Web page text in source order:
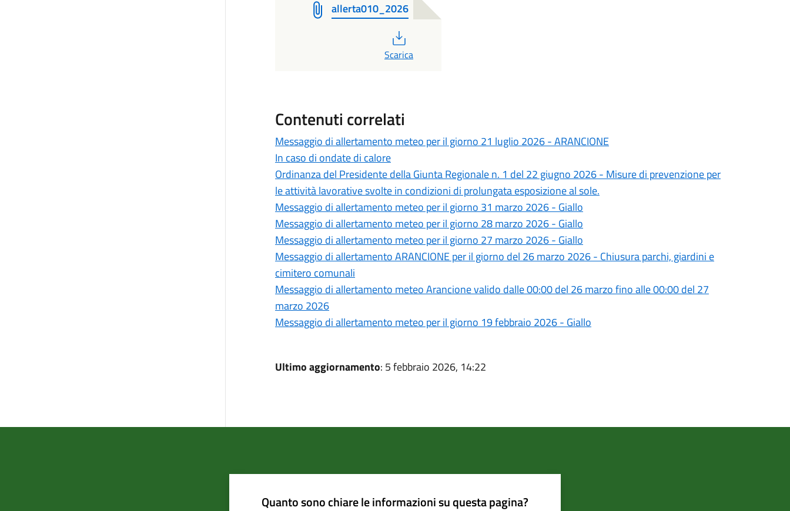
allerta010_2026
Scarica
Contenuti correlati
Messaggio di allertamento meteo per il giorno 21 luglio 2026 - ARANCIONE
In caso di ondate di calore
Ordinanza del Presidente della Giunta Regionale n. 1 del 22 giugno 2026 - Misure di prevenzione per
le attività lavorative svolte in condizioni di prolungata esposizione al sole.
Messaggio di allertamento meteo per il giorno 31 marzo 2026 - Giallo
Messaggio di allertamento meteo per il giorno 28 marzo 2026 - Giallo
Messaggio di allertamento meteo per il giorno 27 marzo 2026 - Giallo
Messaggio di allertamento ARANCIONE per il giorno del 26 marzo 2026 - Chiusura parchi, giardini e
cimitero comunali
Messaggio di allertamento meteo Arancione valido dalle 00:00 del 26 marzo fino alle 00:00 del 27
marzo 2026
Messaggio di allertamento meteo per il giorno 19 febbraio 2026 - Giallo
Ultimo aggiornamento: 5 febbraio 2026, 14:22
Quanto sono chiare le informazioni su questa pagina?